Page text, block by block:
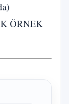
ÖRNEK